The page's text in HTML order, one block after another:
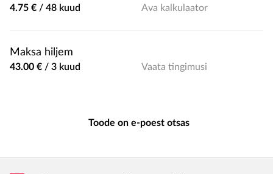
4.75 € / 48 kuud Ava kalkulaator
Maksa hiljem
43.00 € / 3 kuud Vaata tingimusi
Toode on e-poest otsas